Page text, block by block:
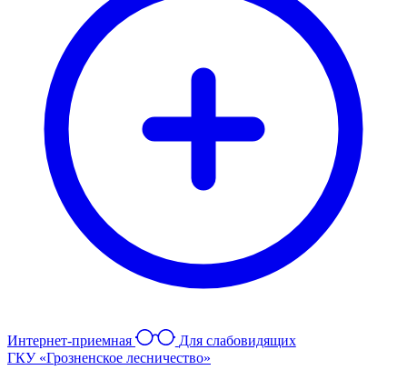
Интернет-приемная
Для слабовидящих
ГКУ «Грозненское лесничество»